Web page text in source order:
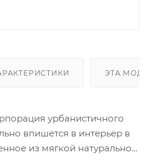
ЭТА
урбанистичного
впишется в интерьер в
из мягкой натуральной